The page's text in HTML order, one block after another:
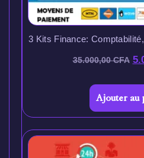
3 Kits Finance:
35.000,00CFA
Ajouter au